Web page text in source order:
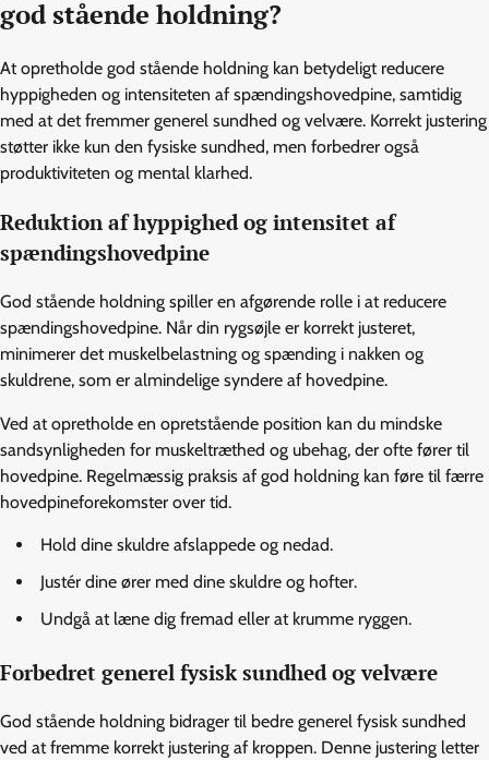
god stående holdning?
At opretholde god stående holdning kan betydeligt reducere
hyppigheden og intensiteten af spændingshovedpine, samtidig
med at det fremmer generel sundhed og velvære. Korrekt justering
støtter ikke kun den fysiske sundhed, men forbedrer også
produktiviteten og mental klarhed.
Reduktion af hyppighed og intensitet af
spændingshovedpine
God stående holdning spiller en afgørende rolle i at reducere
spændingshovedpine. Når din rygsøjle er korrekt justeret,
minimerer det muskelbelastning og spænding i nakken og
skuldrene, som er almindelige syndere af hovedpine.
Ved at opretholde en opretstående position kan du mindske
sandsynligheden for muskeltræthed og ubehag, der ofte fører til
hovedpine. Regelmæssig praksis af god holdning kan føre til færre
hovedpineforekomster over tid.
Hold dine skuldre afslappede og nedad.
Justér dine ører med dine skuldre og hofter.
Undgå at læne dig fremad eller at krumme ryggen.
Forbedret generel fysisk sundhed og velvære
God stående holdning bidrager til bedre generel fysisk sundhed
ved at fremme korrekt justering af kroppen. Denne justering letter